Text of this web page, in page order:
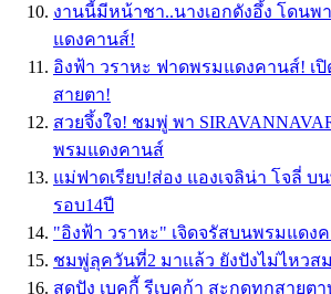
งานนี้มีหน้าชา..นางเอกดังอึ้ง โดนพ
แดงคานส์!
อิงฟ้า วราหะ ฟาดพรมแดงคานส์! เ
สายตา!
สวยจึ้งใจ! ชมพู่ พา
พรมแดงคานส์
แม่ฟาดเรียบ!ส่อง แองเจลิน่า โจลี่
รอบ14ปี
"อิงฟ้า วราหะ" เจิดจรัสบนพรมแดง
ชมพู่ลุควันที่2 มาแล้ว ยังปังไม่ไหวส
สุดปัง เบคกี้ รีเบคก้า สะกดทุกสายต